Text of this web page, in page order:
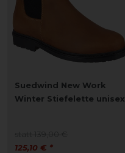
Suedwind New Work
Winter Stiefelette unisex
125,10 € *